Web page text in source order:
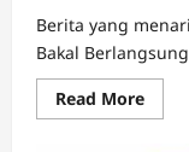
Berita yang
Bakal
Read MoreRead
more